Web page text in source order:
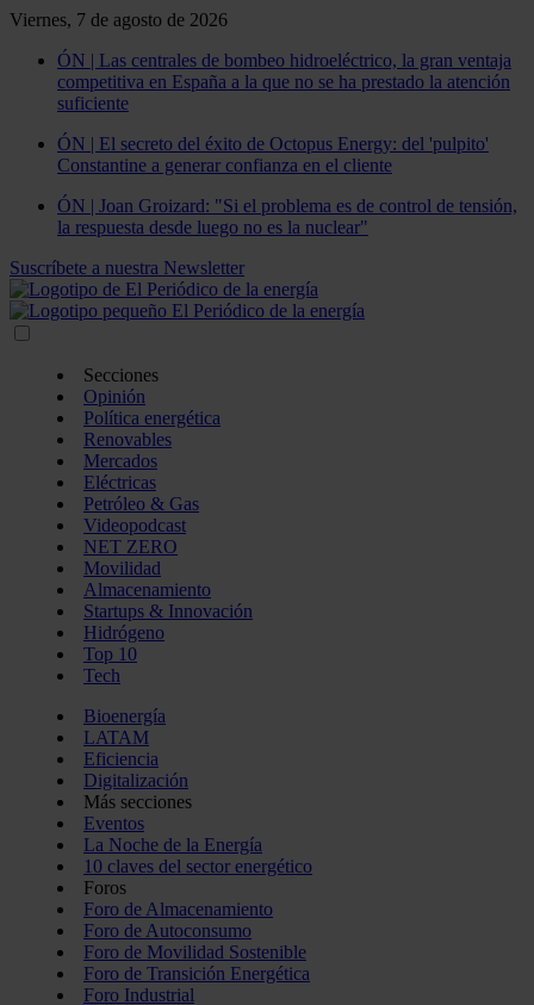
Viernes, 7 de agosto de 2026
ÓN | Las centrales de bombeo hidroeléctrico, la gran ventaja
competitiva en España a la que no se ha prestado la atención
suficiente
ÓN | El secreto del éxito de Octopus Energy: del 'pulpito'
Constantine a generar confianza en el cliente
ÓN | Joan Groizard: "Si el problema es de control de tensión,
la respuesta desde luego no es la nuclear"
Suscríbete a nuestra Newsletter
Secciones
Opinión
Política energética
Renovables
Mercados
Eléctricas
Petróleo & Gas
Videopodcast
NET ZERO
Movilidad
Almacenamiento
Startups & Innovación
Hidrógeno
Top 10
Tech
Bioenergía
LATAM
Eficiencia
Digitalización
Más secciones
Eventos
La Noche de la Energía
10 claves del sector energético
Foros
Foro de Almacenamiento
Foro de Autoconsumo
Foro de Movilidad Sostenible
Foro de Transición Energética
Foro Industrial